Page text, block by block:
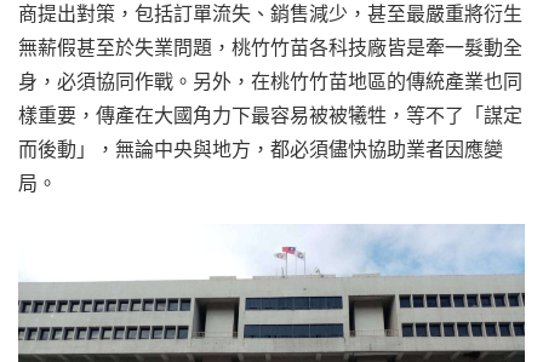
商提出對策，包括訂單流失、銷售減少，甚至最嚴重將衍生
無薪假甚至於失業問題，桃竹竹苗各科技廠皆是牽一髮動全
身，必須協同作戰。另外，在桃竹竹苗地區的傳統產業也同
樣重要，傳產在大國角力下最容易被被犧牲，等不了「謀定
而後動」，無論中央與地方，都必須儘快協助業者因應變
局。